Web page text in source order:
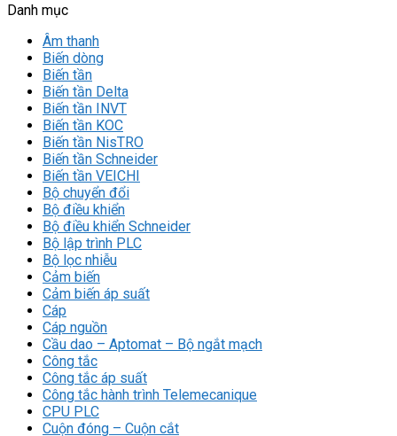
Danh mục
Âm thanh
Biến dòng
Biến tần
Biến tần Delta
Biến tần INVT
Biến tần KOC
Biến tần NisTRO
Biến tần Schneider
Biến tần VEICHI
Bộ chuyển đổi
Bộ điều khiển
Bộ điều khiển Schneider
Bộ lập trình PLC
Bộ lọc nhiễu
Cảm biến
Cảm biến áp suất
Cáp
Cáp nguồn
Cầu dao – Aptomat – Bộ ngắt mạch
Công tắc
Công tắc áp suất
Công tắc hành trình Telemecanique
CPU PLC
Cuộn đóng – Cuộn cắt